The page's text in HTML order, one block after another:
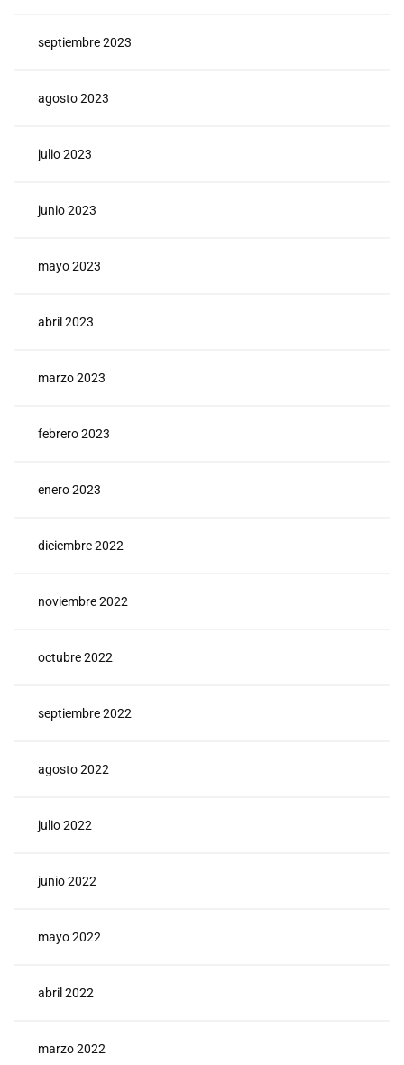
septiembre 2023
agosto 2023
julio 2023
junio 2023
mayo 2023
abril 2023
marzo 2023
febrero 2023
enero 2023
diciembre 2022
noviembre 2022
octubre 2022
septiembre 2022
agosto 2022
julio 2022
junio 2022
mayo 2022
abril 2022
marzo 2022